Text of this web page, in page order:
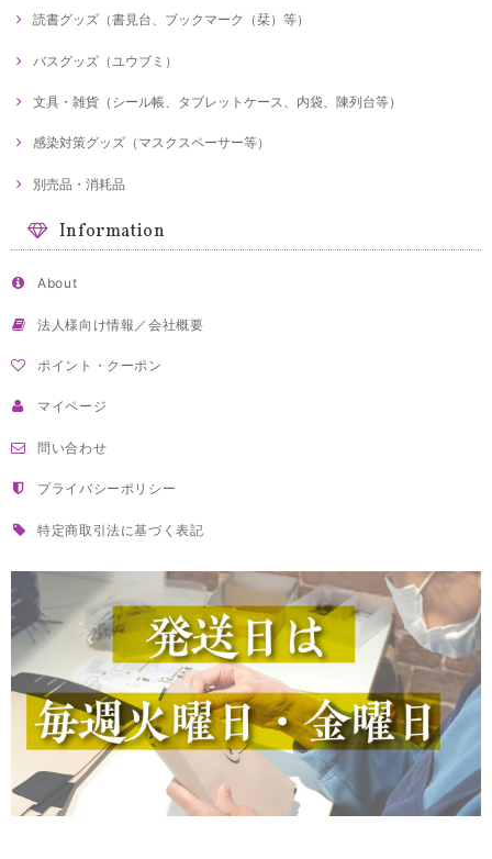
読書グッズ（書見台、ブックマーク（栞）等）
バスグッズ（ユウブミ）
文具・雑貨（シール帳、タブレットケース、内袋、陳列台等）
感染対策グッズ（マスクスペーサー等）
別売品・消耗品
Information
About
法人様向け情報／会社概要
ポイント・クーポン
マイページ
問い合わせ
プライバシーポリシー
特定商取引法に基づく表記